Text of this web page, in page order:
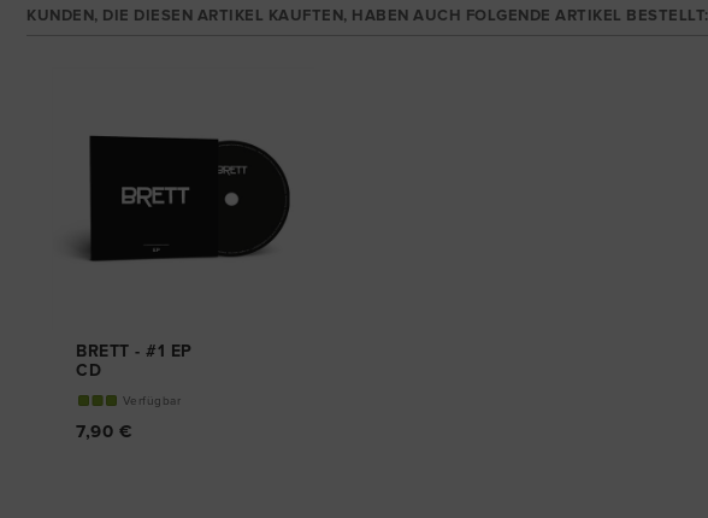
KUNDEN, DIE DIESEN ARTIKEL KAUFTEN, HABEN AUCH FOLGENDE ARTIKEL BESTELLT:
BRETT - #1 EP
CD
Verfügbar
7,90 €